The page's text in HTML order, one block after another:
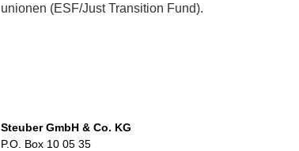
unionen (ESF/Just Transition Fund).
Steuber GmbH & Co. KG
P.O. Box 10 05 35